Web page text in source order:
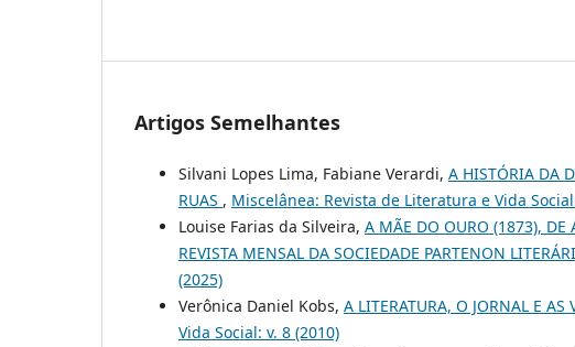
Artigos Semelhantes
Silvani Lopes Lima, Fabiane Verardi, A HISTÓRIA DA
RUAS , Miscelânea: Revista de Literatura e Vida
Louise Farias da Silveira, A MÃE DO OURO (1873), DE
REVISTA MENSAL DA SOCIEDADE PARTENON
(2025)
Verônica Daniel Kobs, A LITERATURA, O JORNAL E AS
Vida Social: v. 8 (2010)